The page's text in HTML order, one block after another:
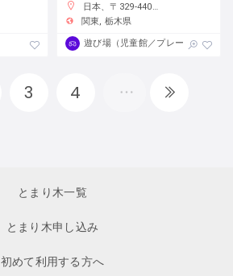
日本、〒329-4403 栃木県栃木市大平町蔵井２００１−２
関東
栃木県
遊び場（児童館／プレーパーク）
3 4
とまり木一覧
とまり木申し込み
初めて利用する方へ